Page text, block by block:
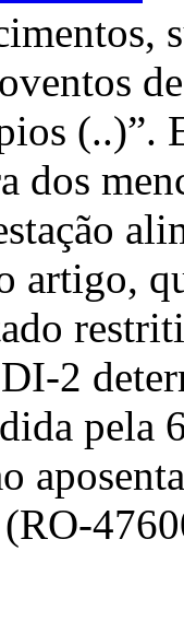
(..)”.
dos
artigo,
2
pela